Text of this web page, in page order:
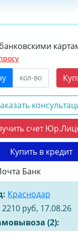
счет
Купить в кредит
Краснодар
2210 руб, 17.08.26
(2):